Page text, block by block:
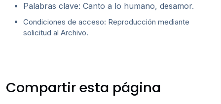
Palabras clave: Canto a lo humano, desamor.
Condiciones de acceso: Reproducción mediante
solicitud al Archivo.
Compartir esta página